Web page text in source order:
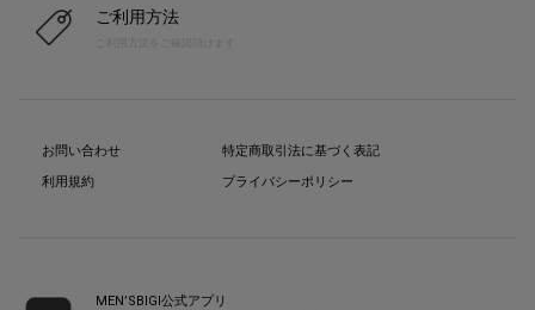
ご利用方法
お問い合わせ
利用規約
特定商取引法に基づく表記
プライバシーポリシー
MEN’SBIGI公式アプリ